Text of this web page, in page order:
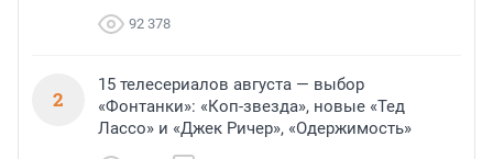
92 378
2
15 телесериалов августа — выбор
«Фонтанки»: «Коп-звезда», новые «Тед
Лассо» и «Джек Ричер», «Одержимость»